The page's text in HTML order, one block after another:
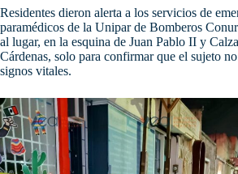
Residentes dieron alerta a los servicios de
paramédicos de la Unipar de Bomberos
al lugar, en la esquina de Juan Pablo II y
Cárdenas, solo para confirmar que el sujeto no
signos vitales.